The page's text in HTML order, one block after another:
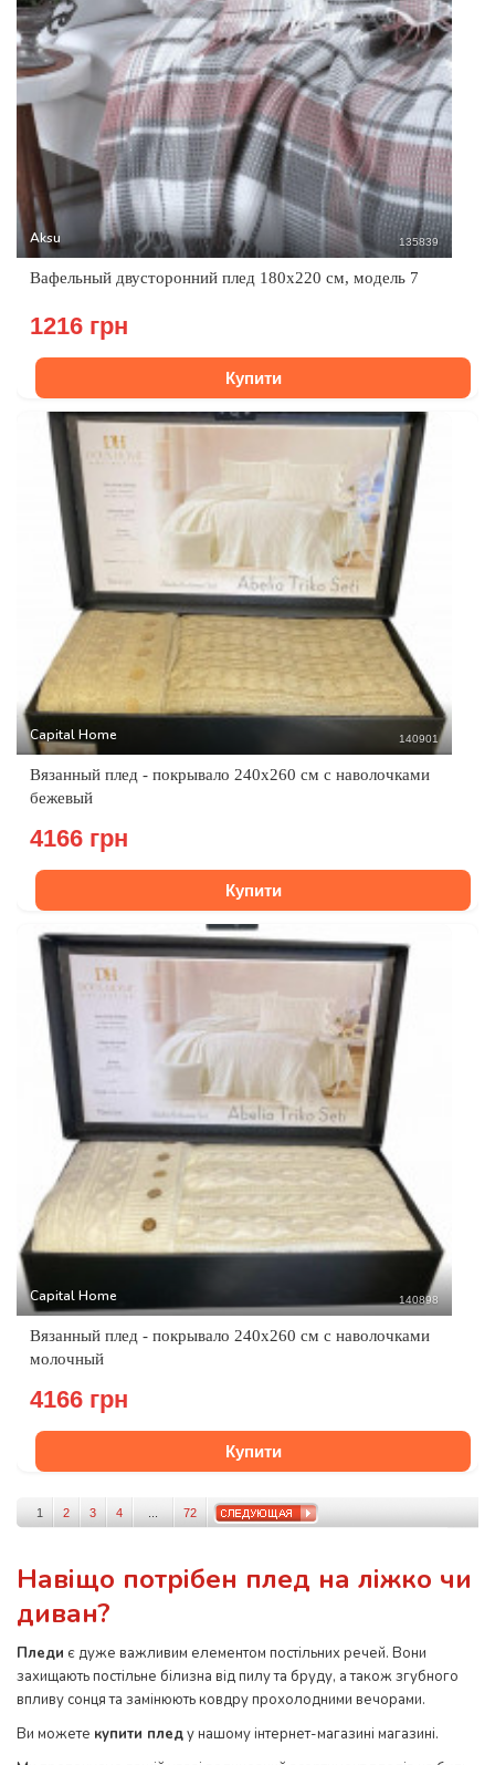
Aksu 135839
Вафельный двусторонний плед 180х220 см, модель 7
1216 грн
Купити
Capital Home 140901
Вязанный плед - покрывало 240x260 см с наволочками
бежевый
4166 грн
Купити
Capital Home 140898
Вязанный плед - покрывало 240x260 см с наволочками
молочный
4166 грн
Купити
1 2 3 4 72
Навіщо потрібен плед на ліжко чи
диван?
Пледи є дуже важливим елементом постільних речей. Вони
захищають постільне білизна від пилу та бруду, а також згубного
впливу сонця та замінюють ковдру прохолодними вечорами.
Ви можете купити пледу нашому інтернет-магазині магазині.